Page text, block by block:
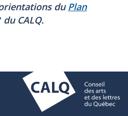
duPlan
Ce
une
nouvelle
fenêtre
du CALQ.